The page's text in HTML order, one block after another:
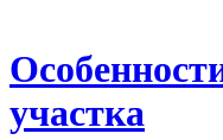
участка